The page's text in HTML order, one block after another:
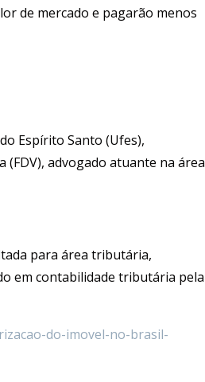
de mercado e pagarão menos
Espírito Santo (Ufes),
advogado atuante na área
para área tributária,
em contabilidade tributária pela
do-imovel-no-brasil-